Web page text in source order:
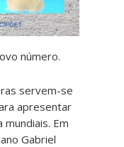
número.
servem-se
apresentar
Em
Gabriel